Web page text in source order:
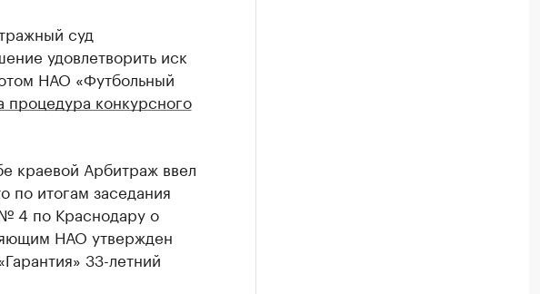
суд
удовлетворить иск
НАО «Футбольный
процедура конкурсного
краевой Арбитраж ввел
по итогам заседания
4 по Краснодару о
НАО утвержден
33-летний